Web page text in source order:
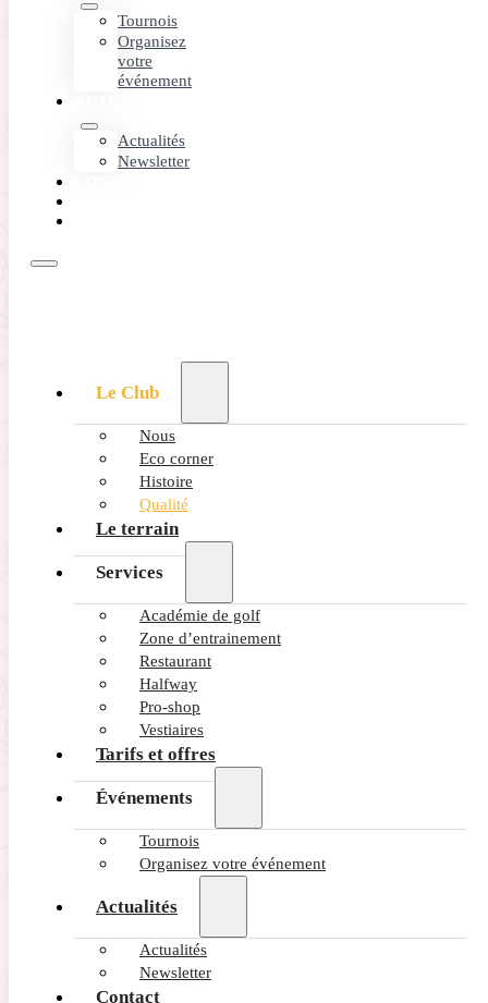
Tournois
Organisez
votre
événement
Actualités
Newsletter
Le Club
Nous
Eco corner
Histoire
Qualité
Le terrain
Services
Académie de golf
Zone d’entrainement
Restaurant
Halfway
Pro-shop
Vestiaires
Tarifs et offres
Événements
Tournois
Organisez votre événement
Actualités
Actualités
Newsletter
Contact
59
Afin de garantir un service client optimal, nous recevons
leur visite, répondent à plus de 200 questions spécifiques sur
afin de nous améliorer constamment. Lors des prix «59Club»,
notre terrain de golf a été récompensé plusieurs fois en
obtenant par exemple le «Plateau d’or» de la gestion des
terrains de golf de 2019 au 2023.